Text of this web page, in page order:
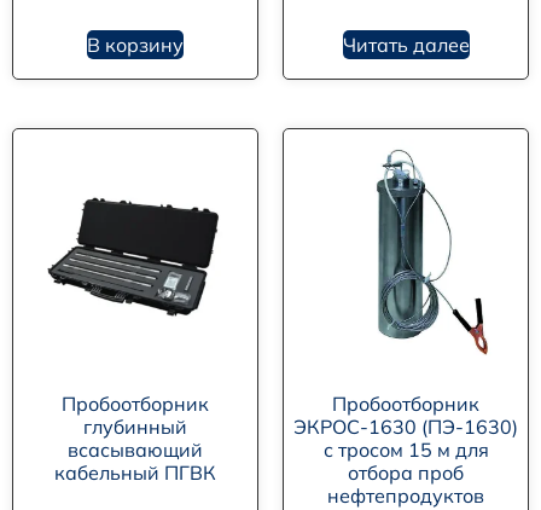
В корзину Читать далее
Пробоотборник
глубинный
всасывающий
кабельный ПГВК
Пробоотборник
ЭКРОС-1630 (ПЭ-1630)
с тросом 15 м для
отбора проб
нефтепродуктов